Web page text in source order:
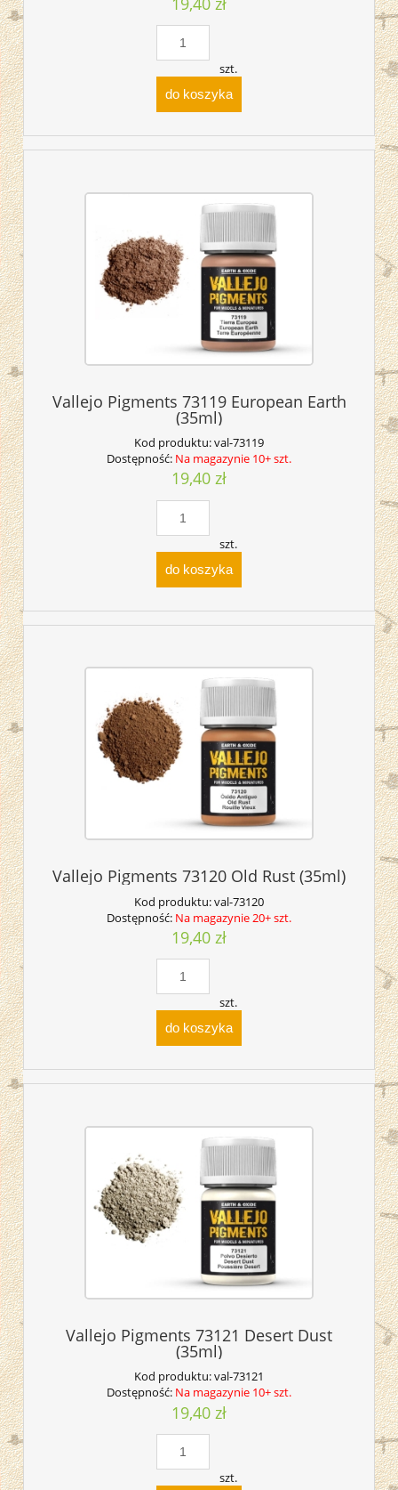
szt.
do koszyka
Vallejo Pigments 73119 European Earth
(35ml)
Kod produktu:val-73119
Dostępność: Na magazynie 10+ szt.
19,40 zł
szt.
do koszyka
Vallejo Pigments 73120 Old Rust (35ml)
Kod produktu:val-73120
Dostępność: Na magazynie 20+ szt.
19,40 zł
szt.
do koszyka
Vallejo Pigments 73121 Desert Dust
(35ml)
Kod produktu:val-73121
Dostępność: Na magazynie 10+ szt.
19,40 zł
szt.